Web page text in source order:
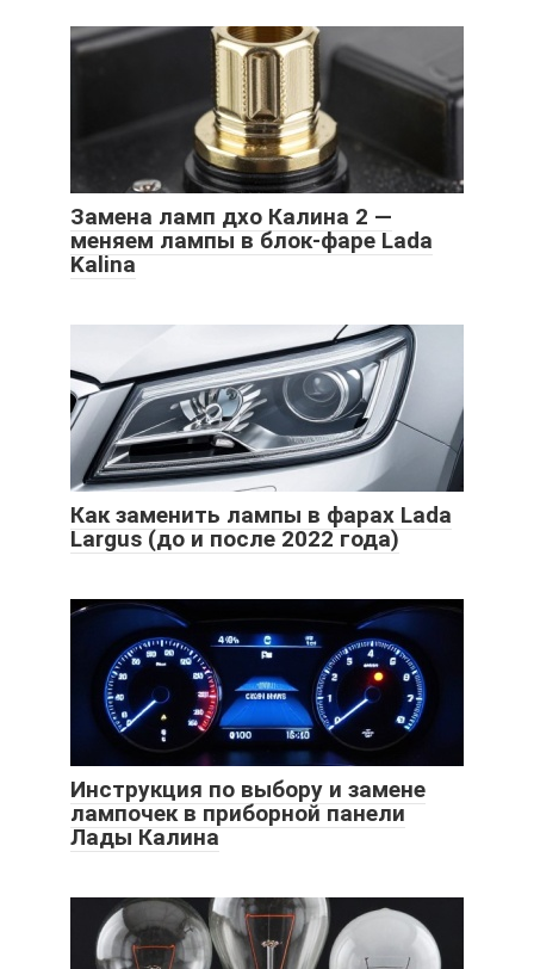
Замена ламп дхо Калина 2 —
меняем лампы в блок-фаре Lada
Kalina
Как заменить лампы в фарах Lada
Largus (до и после 2022 года)
Инструкция по выбору и замене
лампочек в приборной панели
Лады Калина